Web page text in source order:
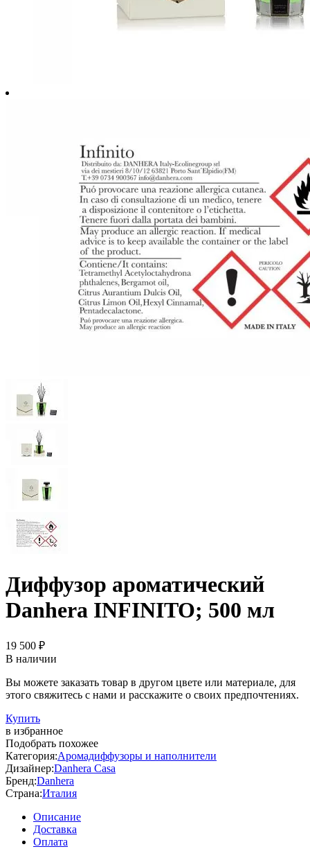
Диффузор ароматический
Danhera INFINITO; 500 мл
19 500 ₽
В наличии
Вы можете заказать товар в другом цвете или материале, для
этого свяжитесь с нами и расскажите о своих предпочтениях.
Купить
в избранное
Подобрать похожее
Категория:Аромадиффузоры и наполнители
Дизайнер:Danhera Casa
Бренд:Danhera
Страна:Италия
Описание
Доставка
Оплата